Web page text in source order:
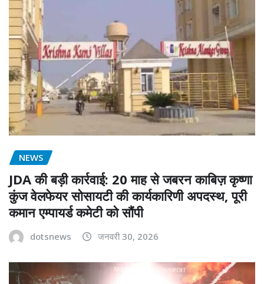
NEWS
JDA की बड़ी कार्रवाई: 20 माह से जबरन काबिज़ कृष्णा
कुंज वेलफेयर सोसायटी की कार्यकारिणी अपदस्थ, पूरी
कमान एम्पायर्ड कमेटी को सौंपी
dotsnews जनवरी 30, 2026